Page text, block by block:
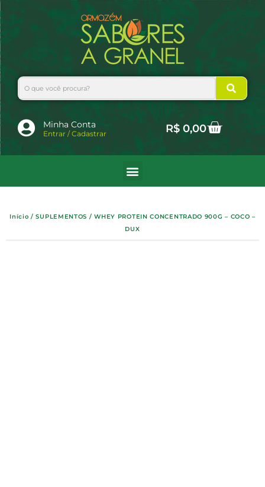
para
o
conteúdo
Search
Minha Conta
Entrar / Cadastrar R$0,00Cart
Início /SUPLEMENTOS / WHEY PROTEIN CONCENTRADO 900G – COCO –
DUX